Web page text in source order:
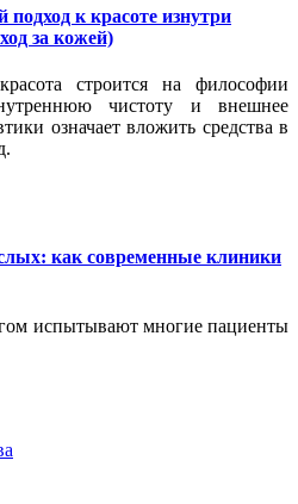
к красоте изнутри
за кожей)
строится на философии
чистоту и внешнее
означает вложить средства в
как современные клиники
испытывают многие пациенты